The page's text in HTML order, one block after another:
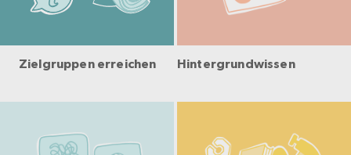
Zielgruppen erreichen Hintergrundwissen